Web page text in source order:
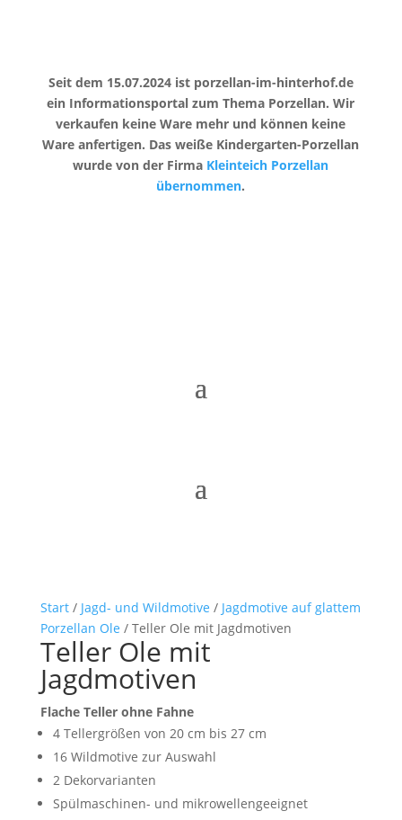
Seit dem 15.07.2024 ist porzellan-im-hinterhof.de
ein Informationsportal zum Thema Porzellan. Wir
verkaufen keine Ware mehr und können keine
Ware anfertigen. Das weiße Kindergarten-Porzellan
wurde von der Firma Kleinteich Porzellan
übernommen.
Start/ Jagd- und Wildmotive / Jagdmotive auf glattem
Porzellan Ole / Teller Ole mit Jagdmotiven
Teller Ole mit
Jagdmotiven
Flache Teller ohne Fahne
4 Tellergrößen von 20 cm bis 27 cm
16 Wildmotive zur Auswahl
2 Dekorvarianten
Spülmaschinen- und mikrowellengeeignet